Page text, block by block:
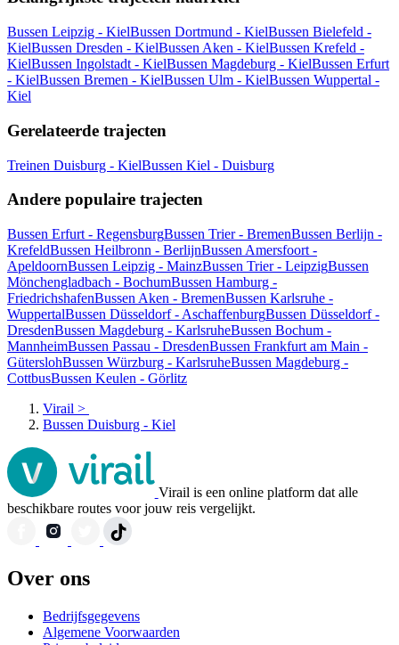
Bussen Leipzig - KielBussen Dortmund - KielBussen Bielefeld -
KielBussen Dresden - KielBussen Aken - KielBussen Krefeld -
KielBussen Ingolstadt - KielBussen Magdeburg - KielBussen Erfurt
- KielBussen Bremen - KielBussen Ulm - KielBussen Wuppertal -
Kiel
Gerelateerde trajecten
Treinen Duisburg - KielBussen Kiel - Duisburg
Andere populaire trajecten
Bussen Erfurt - RegensburgBussen Trier - BremenBussen Berlijn -
KrefeldBussen Heilbronn - BerlijnBussen Amersfoort -
ApeldoornBussen Leipzig - MainzBussen Trier - LeipzigBussen
Mönchengladbach - BochumBussen Hamburg -
FriedrichshafenBussen Aken - BremenBussen Karlsruhe -
WuppertalBussen Düsseldorf - AschaffenburgBussen Düsseldorf -
DresdenBussen Magdeburg - KarlsruheBussen Bochum -
MannheimBussen Passau - DresdenBussen Frankfurt am Main -
GüterslohBussen Würzburg - KarlsruheBussen Magdeburg -
CottbusBussen Keulen - Görlitz
Virail >
Bussen Duisburg - Kiel
Virail is een online platform dat alle
beschikbare routes voor jouw reis vergelijkt.
Over ons
Bedrijfsgegevens
Algemene Voorwaarden